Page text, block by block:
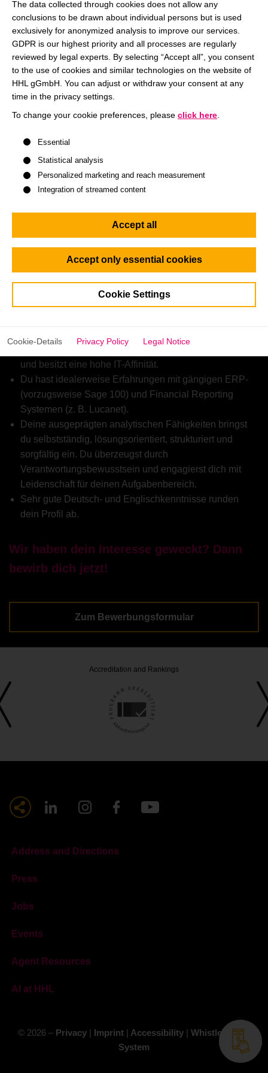
Du betreust das Reporting-System und entwickelst es
weiter.
Du begleitest alle Aktivitäten im Rahmen der Erstellung
der Trennungsrechnung.
Du wirkst an der Erstellung von Monats-, Quartals- und
Jahresabschlüssen und von Reportings mit.
Du erstellst Standardberichte für die Geschäftsleitung
Dein Profil
Hochschulstudium im Bereich Controlling /
Rechnungswesen, alternativ deiner erfolgreich
Fachrichtung oder vergleichbaren Erfahrungen passt du
zu uns.
Du verfügst über fundierte Kenntnisse in
Kostenrechnung, Wirtschaftlichkeits- und
B. Excel, Datenbanken, Business Intelligence Tools)
und besitzt eine hohe IT-Affinität.
Du hast idealerweise Erfahrungen mit gängigen ERP-
(vorzugsweise Sage 100) und Financial Reporting
Systemen (z. B. Lucanet).
Deine ausgeprägten analytischen Fähigkeiten bringst
du selbstständig, lösungsorientiert, strukturiert und
sorgfältig ein. Du überzeugst durch
Verantwortungsbewusstsein und engagierst dich mit
Leidenschaft für deinen Aufgabenbereich.
Sehr gute Deutsch- und Englischkenntnisse runden
dein Profil ab.
Wir haben dein Interesse geweckt? Dann
bewirb dich jetzt!
Zum Bewerbungsformular
Accreditation and Rankings
Address and Directions
Press
Jobs
Events
Agent Resources
AI at HHL
© 2026 – Privacy| Imprint| Accessibility| Whistleblower
System
The data collected through cookies does not allow any
conclusions to be drawn about individual persons but is used
exclusively for anonymized analysis to improve our services.
GDPR is our highest priority and all processes are regularly
reviewed by legal experts. By selecting “Accept all”, you consent
to the use of cookies and similar technologies on the website of
HHL gGmbH. You can adjust or withdraw your consent at any
time in the privacy settings.
To change your cookie preferences, please click here
Essential
Statistical analysis
Personalized marketing and reach measurement
Integration of streamed content
Accept all
Accept only essential cookies
Cookie Settings
Cookie-Details Privacy Policy Legal Notice